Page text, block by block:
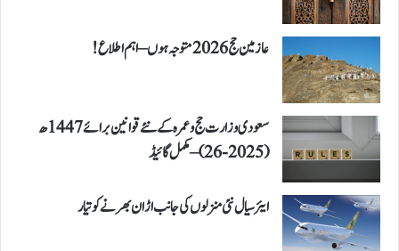
عازمین حج 2026 متوجہ ہوں – اہم اطلاع!
سعودی وزارت حج و عمرہ کے نئے قوانین برائے 1447ھ
(2025-26) – مکمل گائیڈ
ایئر سیال نئی منزلوں کی جانب اڑان بھرنے کو تیار